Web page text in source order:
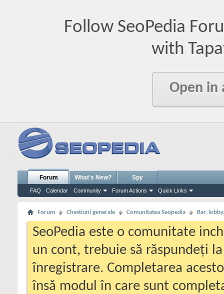
Follow SeoPedia
with
Open in
Forum
FAQ Calendar Community Forum Actions Quick Links
What's New? Spy
Forum Chestiuni generale Comunitatea Seopedia Bar,
SeoPedia este o comunitate
un cont, trebuie să răspundeți
înregistrare. Completarea
însă modul în care sunt